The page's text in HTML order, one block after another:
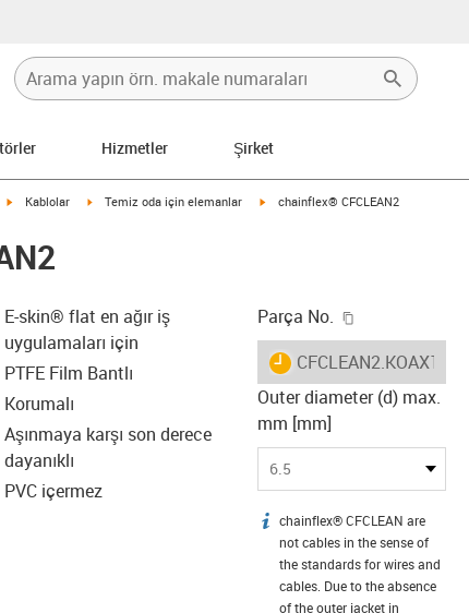
Hizmetler Şirket
igus-icon-arrow-right
Kablolar igus-icon-arrow-right
Temiz oda için elemanlar igus-icon-arrow-right
chainflex® CFCLEAN2
lupe
lupe
E-skin® flat en ağır iş
uygulamaları için
PTFE Film Bantlı
Korumalı
Aşınmaya karşı son derece
dayanıklı
PVC içermez
Parça No.
igus-icon-lieferzeit
CFCLEAN2.KOAX1.03
Outer diameter (d) max.
mm [mm]
6.5
igus-icon-info
chainflex® CFCLEAN are
not cables in the sense of
the standards for wires and
cables. Due to the absence
of the outer jacket in